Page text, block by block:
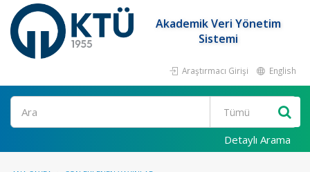
Akademik Veri Yönetim
Sistemi
Araştırmacı Girişi English
Ara
Detaylı Arama